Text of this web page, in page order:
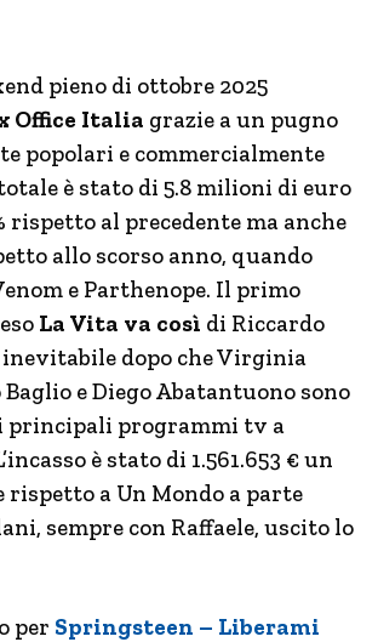
pieno di ottobre 2025
Office Italia grazie a un pugno
popolari e commercialmente
è stato di 5.8 milioni di euro
rispetto al precedente ma anche
allo scorso anno, quando
e Parthenope. Il primo
La Vita va così di Riccardo
inevitabile dopo che Virginia
Baglio e Diego Abatantuono sono
programmi tv a
è stato di 1.561.653 € un
a Un Mondo a parte
sempre con Raffaele, uscito lo
per Springsteen – Liberami